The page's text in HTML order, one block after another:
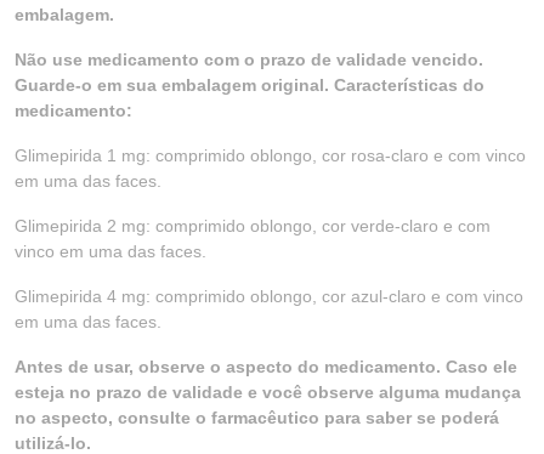
embalagem.
Não use medicamento com o prazo de validade vencido.
Guarde-o em sua embalagem original. Características do
medicamento:
Glimepirida 1 mg: comprimido oblongo, cor rosa-claro e com vinco
em uma das faces.
Glimepirida 2 mg: comprimido oblongo, cor verde-claro e com
vinco em uma das faces.
Glimepirida 4 mg: comprimido oblongo, cor azul-claro e com vinco
em uma das faces.
Antes de usar, observe o aspecto do medicamento. Caso ele
esteja no prazo de validade e você observe alguma mudança
no aspecto, consulte o farmacêutico para saber se poderá
utilizá-lo.